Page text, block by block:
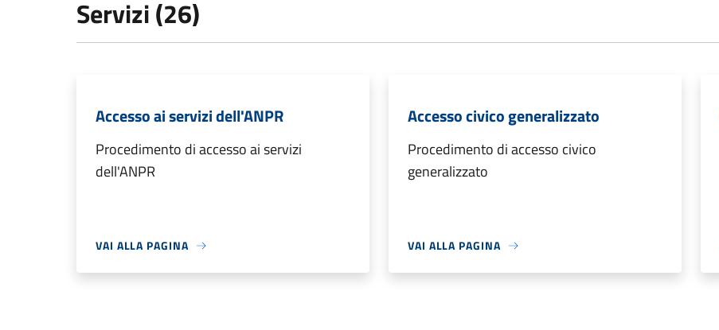
Servizi (26)
Accesso ai servizi dell'ANPR
Procedimento di accesso ai servizi
dell'ANPR
VAI ALLA PAGINA
Accesso civico generalizzato
Procedimento di accesso civico
generalizzato
VAI ALLA PAGINA